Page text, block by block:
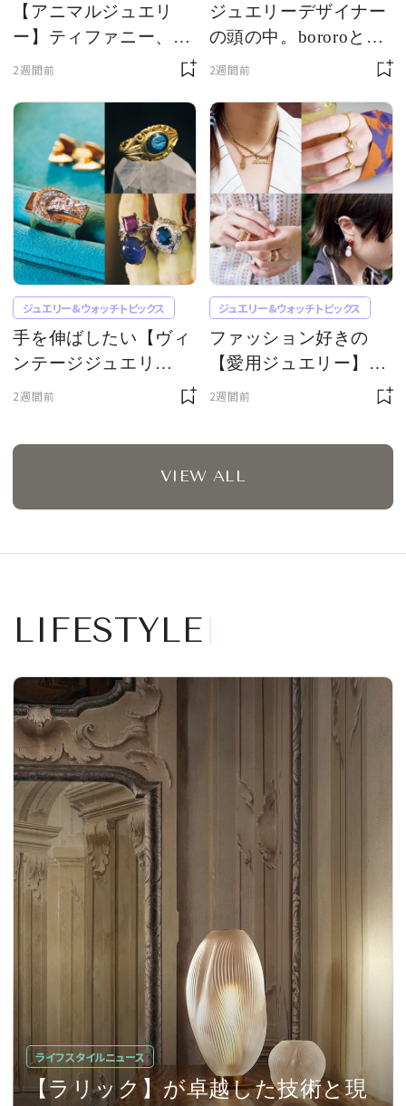
【アニマルジュエリ
ー】ティファニー、カ
ルティエ、シャネルほ
アイコン
2週間前
ジュエリーデザイナー
の頭の中。bororoと
humが描くものづくり
2週間前
ジュエリー&ウォッチトピックス
手を伸ばしたい【ヴィ
ンテージジュエリ
ー】。時を超えて愛さ
2週間前
ジュエリー&ウォッチトピックス
ファッション好きの
【愛用ジュエリー】。
長谷川あかりさんほか
2週間前
VIEW ALL
LIFESTYLE
ライフスタイルニュース
【ラリック】が卓越した技術と現